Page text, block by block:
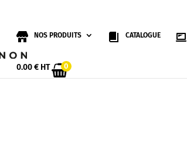
NOS PRODUITS CATALOGUE
0.00€ HT 0